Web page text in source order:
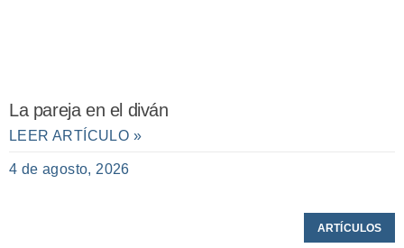
La pareja en el diván
LEER ARTÍCULO »
4 de agosto, 2026
ARTÍCULOS